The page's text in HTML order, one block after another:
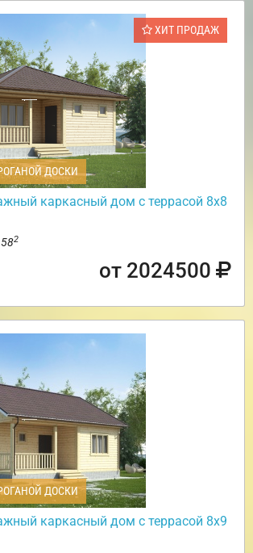
ХИТ ПРОДАЖ
ДОСКИ
каркасный дом с террасой 8х8
2
от 2024500
ДОСКИ
каркасный дом с террасой 8х9